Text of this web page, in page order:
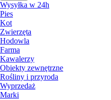
Wysyłka w 24h
Pies
Kot
Zwierzęta
Hodowla
Farma
Kawalerzy
Obiekty zewnętrzne
Rośliny i przyroda
Wyprzedaż
Marki